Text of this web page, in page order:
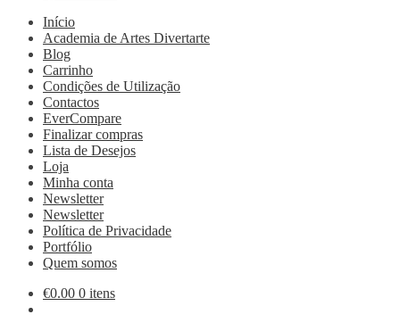
Início
Academia de Artes Divertarte
Blog
Carrinho
Condições de Utilização
Contactos
EverCompare
Finalizar compras
Lista de Desejos
Loja
Minha conta
Newsletter
Newsletter
Política de Privacidade
Portfólio
Quem somos
€0.00 0 itens